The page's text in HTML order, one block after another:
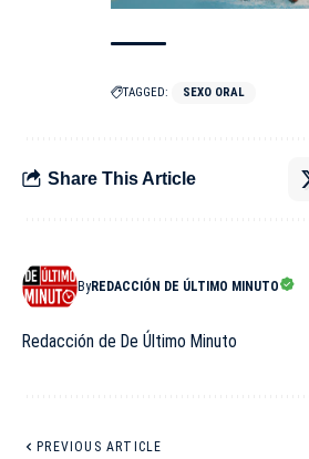
TAGGED: SEXO ORAL
Share This Article
ByREDACCIÓN DE ÚLTIMO MINUTO
Redacción de De Último Minuto
PREVIOUS ARTICLE